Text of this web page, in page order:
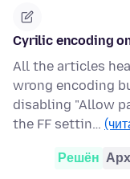
Cyrilic encoding
All the articles
wrong encoding
disabling "Allow
the FF settin…
Решён